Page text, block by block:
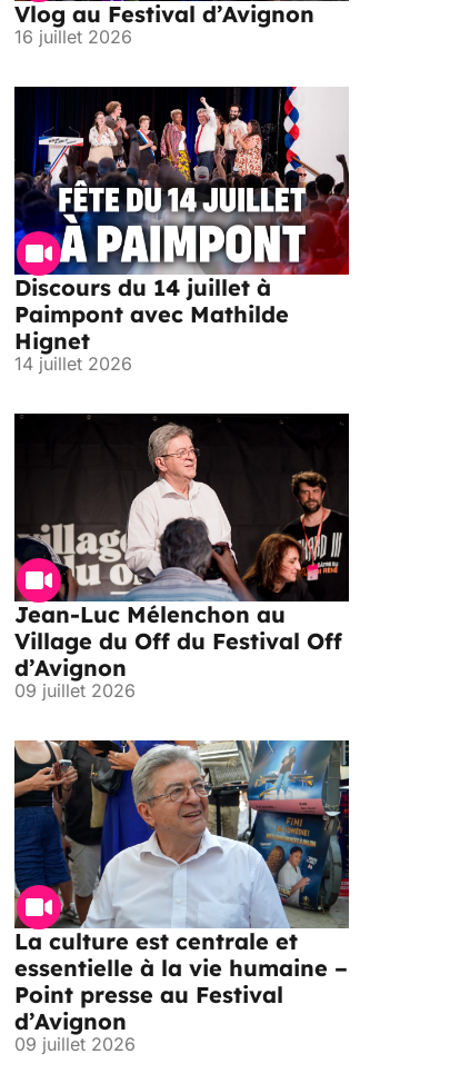
Vlog au Festival d’Avignon
16 juillet 2026
Discours du 14 juillet à
Paimpont avec Mathilde
Hignet
14 juillet 2026
Jean-Luc Mélenchon au
Village du Off du Festival Off
d’Avignon
09 juillet 2026
La culture est centrale et
essentielle à la vie humaine –
Point presse au Festival
d’Avignon
09 juillet 2026